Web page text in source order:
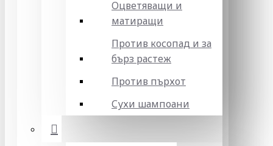
Оцветяващи и
матиращи
Против косопад и за
бърз растеж
Против пърхот
Сухи шампоани